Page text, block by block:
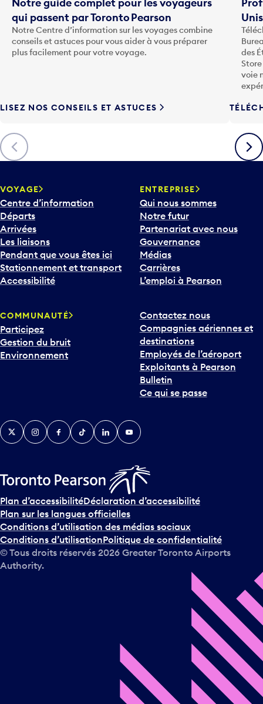
Précédent
qui passent par Toronto Pearson
Notre Centre d’information sur les voyages combine
conseils et astuces pour vous aider à vous préparer
plus facilement pour votre voyage.
LISEZ NOS CONSEILS ET ASTUCES
des
voie
VOYAGE
Centre d’information
Départs
Arrivées
Les liaisons
Pendant que vous êtes ici
Stationnement et transport
Accessibilité
ENTREPRISE
Qui nous sommes
Notre futur
Partenariat avec nous
Gouvernance
Médias
Carrières
L’emploi à Pearson
COMMUNAUTÉ
Participez
Gestion du bruit
Environnement
Contactez nous
Compagnies aériennes et
destinations
Employés de l’aéroport
Exploitants à Pearson
Bulletin
Ce qui se passe
TwitterInstagramFacebook
TikTokLinkedInYouTube
Plan d’accessibilitéDéclaration d’accessibilité
Plan sur les langues officielles
Conditions d’utilisation des médias sociaux
Conditions d’utilisationPolitique de confidentialité
© Tous droits réservés 2026 Greater Toronto Airports
Authority.